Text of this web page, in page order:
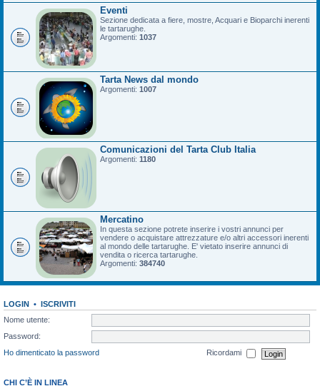
Eventi
Sezione dedicata a fiere, mostre, Acquari e Bioparchi inerenti
le tartarughe.
Argomenti: 1037
Tarta News dal mondo
Argomenti: 1007
Comunicazioni del Tarta Club Italia
Argomenti: 1180
Mercatino
In questa sezione potrete inserire i vostri annunci per
vendere o acquistare attrezzature e/o altri accessori inerenti
al mondo delle tartarughe. E' vietato inserire annunci di
vendita o ricerca tartarughe.
Argomenti: 384740
LOGIN • ISCRIVITI
Nome utente:
Password:
Ho dimenticato la password
Ricordami
CHI C’È IN LINEA